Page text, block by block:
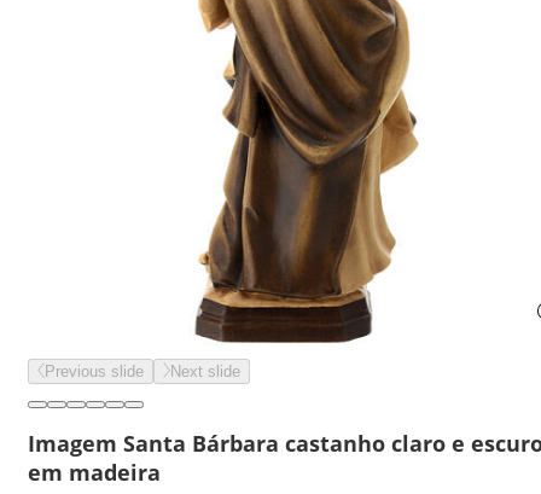
Previous slide Next slide
Imagem Santa Bárbara castanho claro e
em madeira